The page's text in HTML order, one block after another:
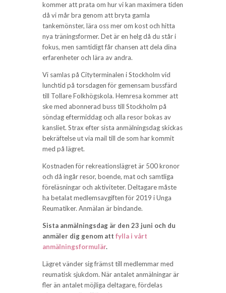
kommer att prata om hur vi kan maximera tiden
då vi mår bra genom att bryta gamla
tankemönster, lära oss mer om kost och hitta
nya träningsformer. Det är en helg då du står i
fokus, men samtidigt får chansen att dela dina
erfarenheter och lära av andra.
Vi samlas på Cityterminalen i Stockholm vid
lunchtid på torsdagen för gemensam bussfärd
till Tollare Folkhögskola. Hemresa kommer att
ske med abonnerad buss till Stockholm på
söndag eftermiddag och alla resor bokas av
kansliet. Strax efter sista anmälningsdag skickas
bekräftelse ut via mail till de som har kommit
med på lägret.
Kostnaden för rekreationslägret är 500 kronor
och då ingår resor, boende, mat och samtliga
föreläsningar och aktiviteter. Deltagare måste
ha betalat medlemsavgiften för 2019 i Unga
Reumatiker. Anmälan är bindande.
Sista anmälningsdag är den 23 juni och du
anmäler dig genom att fylla i vårt
anmälningsformulär.
Lägret vänder sig främst till medlemmar med
reumatisk sjukdom. När antalet anmälningar är
fler än antalet möjliga deltagare, fördelas